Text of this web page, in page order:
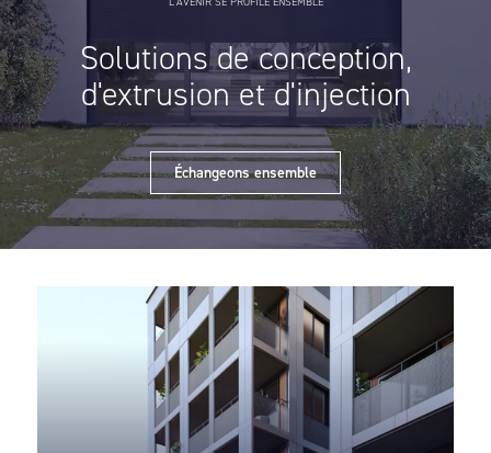
Solutions de conception,
d'extrusion et d'injection
Échangeons ensemble